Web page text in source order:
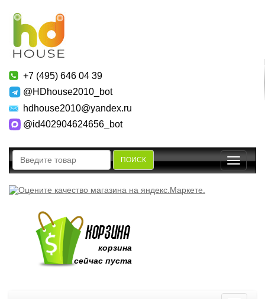
+7 (495) 646 04 39
@HDhouse2010_bot
hdhouse2010@yandex.ru
@id402904624656_bot
ПОИСК
Toggle
корзина
сейчас пуста